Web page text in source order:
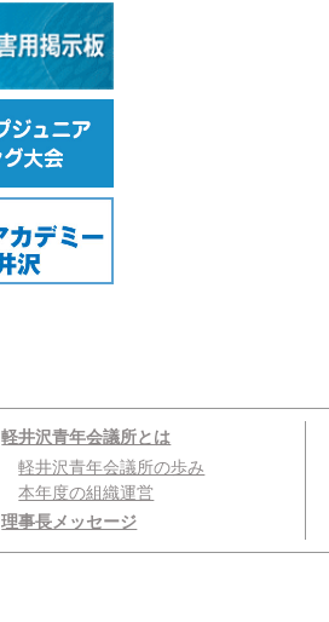
軽井沢青年会議所とは
軽井沢青年会議所の歩み
本年度の組織運営
理事長メッセージ